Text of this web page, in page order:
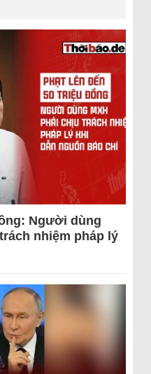
Người dùng
nhiệm pháp lý